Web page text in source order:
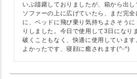
いぶ躊躇しておりましたが、箱から出し
ソファーの上に広げていたら、まだ完
に、ベッドに飛び乗り気持ちよさそうに
りしました。今日で使用して3日になり
破くこともなく、快適に使用していま
よかったです、寝顔に癒されます(^-^)